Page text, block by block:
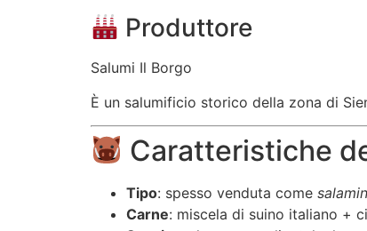
Produttore
Salumi Il Borgo
È un salumificio storico della zona di
Caratteristiche
Tipo: spesso venduta come
Carne: miscela di suino italiano +